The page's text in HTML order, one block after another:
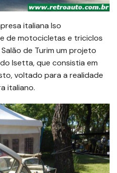
italiana Iso
de motocicletas e triciclos
de Turim um projeto
Isetta, que consistia em
voltado para a realidade
italiano.